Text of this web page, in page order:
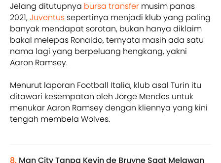
Jelang ditutupnya bursa transfer musim panas
2021,Juventus sepertinya menjadi klub yang paling
banyak mendapat sorotan, bukan hanya diklaim
bakal melepas Ronaldo, ternyata masih ada satu
nama lagi yang berpeluang hengkang, yakni
Aaron Ramsey.
Menurut laporan Football Italia, klub asal Turin itu
ditawari kesempatan oleh Jorge Mendes untuk
menukar Aaron Ramsey dengan kliennya yang kini
tengah membela Wolves.
8. Man City Tanpa Kevin de Bruyne Saat Melawan